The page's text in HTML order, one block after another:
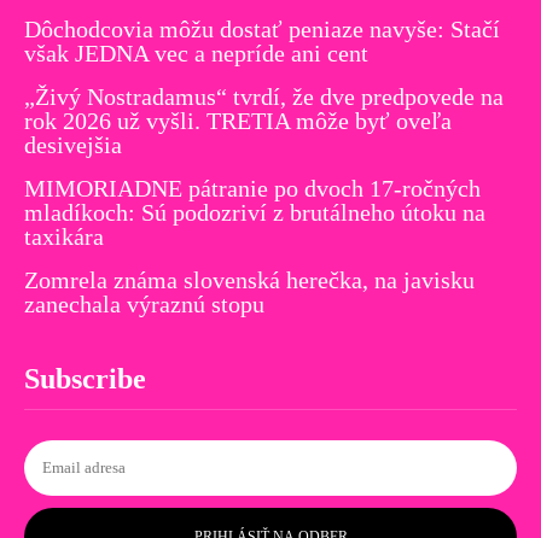
Dôchodcovia môžu dostať peniaze navyše: Stačí
však JEDNA vec a nepríde ani cent
„Živý Nostradamus“ tvrdí, že dve predpovede na
rok 2026 už vyšli. TRETIA môže byť oveľa
desivejšia
MIMORIADNE pátranie po dvoch 17-ročných
mladíkoch: Sú podozriví z brutálneho útoku na
taxikára
Zomrela známa slovenská herečka, na javisku
zanechala výraznú stopu
Subscribe